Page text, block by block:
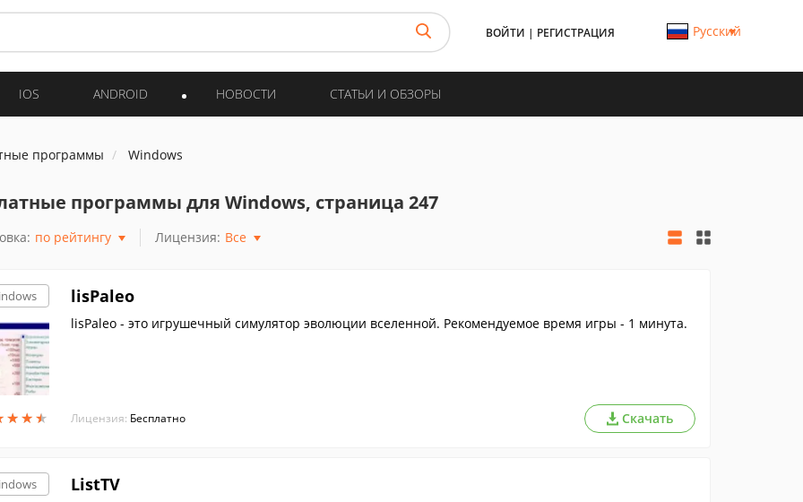
ВОЙТИ | РЕГИСТРАЦИЯ Русский
IOS ANDROID НОВОСТИ СТАТЬИ И ОБЗОРЫ
программы Windows
программы для Windows, страница 247
по рейтингу Лицензия: Все
★★★
★★★
lisPaleo
lisPaleo - это игрушечный симулятор эволюции вселенной. Рекомендуемое время игры - 1 минута.
Лицензия: Бесплатно Скачать
ListTV